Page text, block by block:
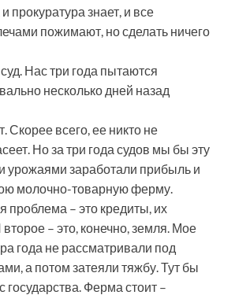
прокуратура знает, и все
пожимают, но сделать ничего
Нас три года пытаются
несколько дней назад
Скорее всего, ее никто не
Но за три года судов мы бы эту
урожаями заработали прибыль и
молочно-товарную ферму.
проблема – это кредиты, их
– это, конечно, земля. Мое
года не рассматривали под
а потом затеяли тяжбу. Тут бы
государства. Ферма стоит –